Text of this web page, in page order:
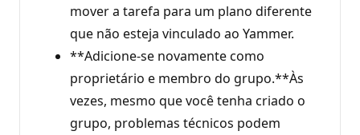
mover a tarefa para um plano diferente
que não esteja vinculado ao Yammer.
**Adicione-se novamente como
proprietário e membro do grupo.**Às
vezes, mesmo que você tenha criado o
grupo, problemas técnicos podem